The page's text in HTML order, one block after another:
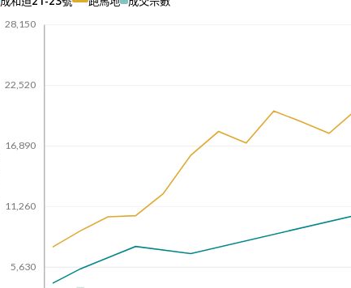
28,150
22,520
16,890
11,260
5,630